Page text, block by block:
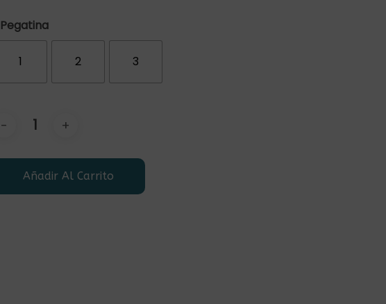
Pegatina
1 2 3
Añadir Al Carrito